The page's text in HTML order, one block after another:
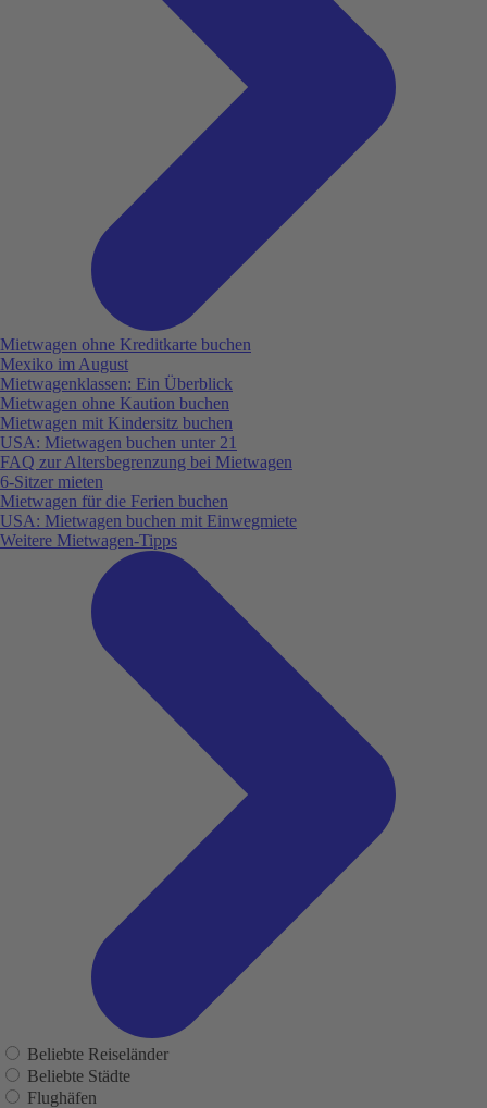
Mietwagen ohne Kreditkarte buchen
Mexiko im August
Mietwagenklassen: Ein Überblick
Mietwagen ohne Kaution buchen
Mietwagen mit Kindersitz buchen
USA: Mietwagen buchen unter 21
FAQ zur Altersbegrenzung bei Mietwagen
6-Sitzer mieten
Mietwagen für die Ferien buchen
USA: Mietwagen buchen mit Einwegmiete
Weitere Mietwagen-Tipps
Beliebte Reiseländer
Beliebte Städte
Flughäfen